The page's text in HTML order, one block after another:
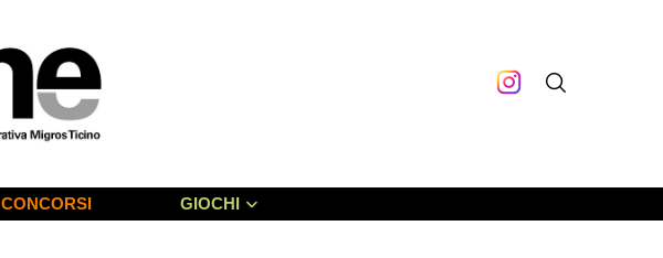
CONCORSI GIOCHI